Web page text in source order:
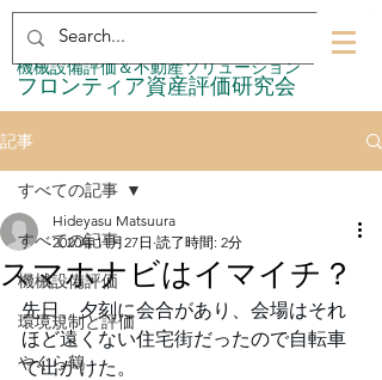
​フロンティア資産評価研究会
​機械設備評価＆不動産ソリューション
記事
すべての記事
機械設備評価
環境規制と評価
やぐら鶴
すべての記事
スマホナビはイマイチ？
Hideyasu Matsuura
2020年11月27日 読了時間: 2分
先日、夕刻に会合があり、会場はそれ
ほど遠くない住宅街だったので自転車
で出かけた。